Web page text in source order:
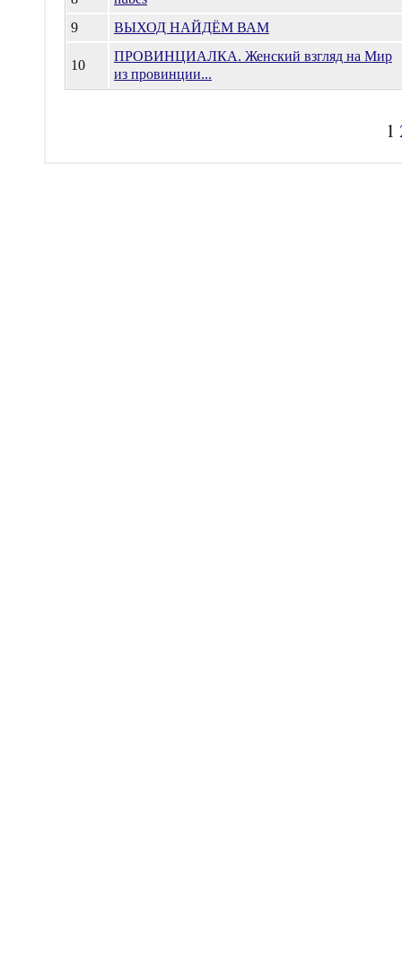
9
ВЫХОД НАЙДЁМ ВАМ
10
ПРОВИНЦИАЛКА. Женский взгляд на Мир
из провинции...
1